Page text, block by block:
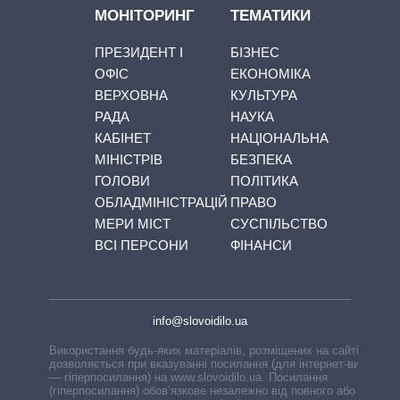
МОНІТОРИНГ
ПРЕЗИДЕНТ І
ОФІС
ВЕРХОВНА
РАДА
КАБІНЕТ
МІНІСТРІВ
ГОЛОВИ
ОБЛАДМІНІСТРАЦІЙ
МЕРИ МІСТ
ВСІ ПЕРСОНИ
ТЕМАТИКИ
БІЗНЕС
ЕКОНОМІКА
КУЛЬТУРА
НАУКА
НАЦІОНАЛЬНА
БЕЗПЕКА
ПОЛІТИКА
ПРАВО
СУСПІЛЬСТВО
ФІНАНСИ
info@slovoidilo.ua
Використання будь-яких матеріалів, розміщених на сайті,
дозволяється при вказуванні посилання (для інтернет-видань
— гіперпосилання) на www.slovoidilo.ua. Посилання
(гіперпосилання) обов’язкове незалежно від повного або